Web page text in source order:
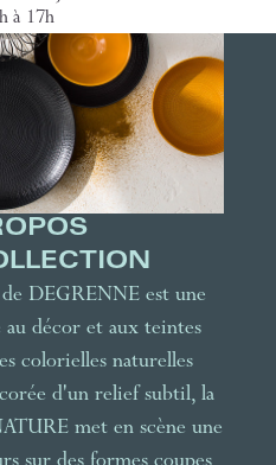
à 17h
DEGRENNE est une
au décor et aux teintes
colorielles naturelles
d'un relief subtil, la
met en scène une